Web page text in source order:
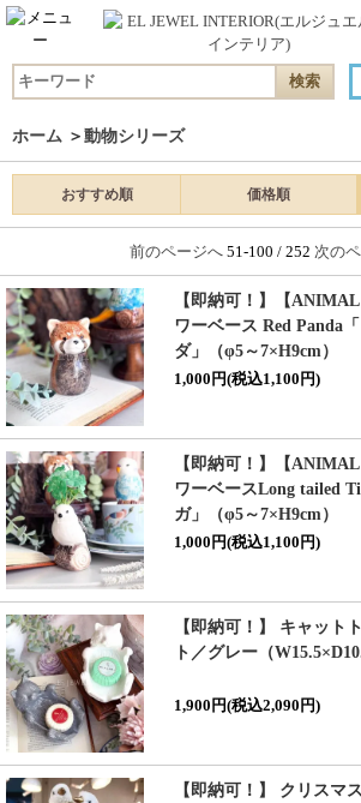
ホーム ＞ 動物シリーズ
おすすめ順 価格順
前のページへ 51-100 / 252 次の
【即納可！】【
ワーベース Red Panda
ダ」（φ5～7×H9cm）
1,000円(税込1,100円)
【即納可！】【
ワーベースLong tailed
ガ」（φ5～7×H9cm）
1,000円(税込1,100円)
【即納可！】 キャット
ト／グレー（
1,900円(税込2,090円)
【即納可！】 クリスマ